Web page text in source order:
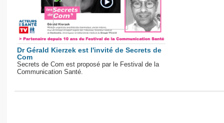
Dr Gérald Kierzek est l'invité de Secrets de
Com
Secrets de Com est proposé par le Festival de la
Communication Santé.